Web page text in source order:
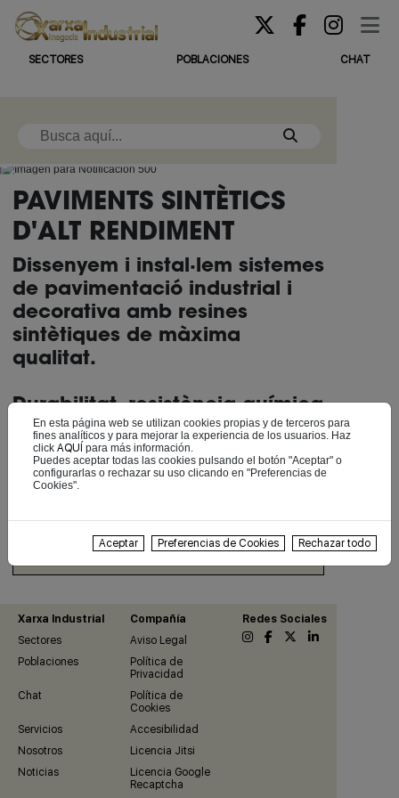
SECTORES POBLACIONES CHAT
PAVIMENTS SINTÈTICS
D'ALT RENDIMENT
Dissenyem i instal·lem sistemes
de pavimentació industrial i
decorativa amb resines
sintètiques de màxima
qualitat.
Durabilitat, resistència química
i mecànica: Acabats
impecables per a entorns que
exigeixen precisió.
Ir a A-Floor
En esta página web se utilizan cookies propias y de terceros para
fines analíticos y para mejorar la experiencia de los usuarios. Haz
click AQUÍ para más información.
Puedes aceptar todas las cookies pulsando el botón "Aceptar" o
configurarlas o rechazar su uso clicando en "Preferencias de
Cookies".
Aceptar Preferencias de Cookies Rechazar todo
Xarxa Industrial Compañía
Redes Sociales
Sectores
Aviso Legal
Poblaciones
Política de
Privacidad
Chat
Política de
Cookies
Servicios
Accesibilidad
Nosotros
Licencia Jitsi
Noticias
Licencia Google
Recaptcha